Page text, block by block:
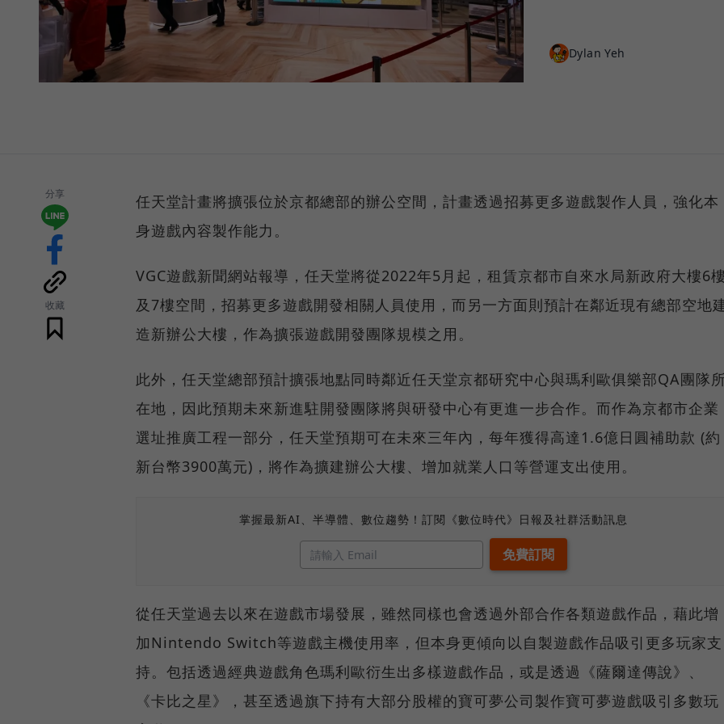
Dylan Yeh
分享
收藏
任天堂計畫將擴張位於京都總部的辦公空間，計畫透過招募更多遊戲製作人員，強化本
身遊戲內容製作能力。
VGC遊戲新聞網站報導，任天堂將從2022年5月起，租賃京都市自來水局新政府大樓6
及7樓空間，招募更多遊戲開發相關人員使用，而另一方面則預計在鄰近現有總部空地
造新辦公大樓，作為擴張遊戲開發團隊規模之用。
此外，任天堂總部預計擴張地點同時鄰近任天堂京都研究中心與瑪利歐俱樂部QA團隊
在地，因此預期未來新進駐開發團隊將與研發中心有更進一步合作。而作為京都市企業
選址推廣工程一部分，任天堂預期可在未來三年內，每年獲得高達1.6億日圓補助款 (約
新台幣3900萬元)，將作為擴建辦公大樓、增加就業人口等營運支出使用。
掌握最新AI、半導體、數位趨勢！訂閱《數位時代》日報及社群活動訊息
從任天堂過去以來在遊戲市場發展，雖然同樣也會透過外部合作各類遊戲作品，藉此增
加Nintendo Switch等遊戲主機使用率，但本身更傾向以自製遊戲作品吸引更多玩家支
持。包括透過經典遊戲角色瑪利歐衍生出多樣遊戲作品，或是透過《薩爾達傳說》、
《卡比之星》，甚至透過旗下持有大部分股權的寶可夢公司製作寶可夢遊戲吸引多數玩